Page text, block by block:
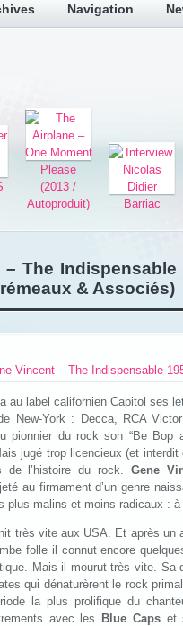
Navigation
The Indispensable
& Associés)
au label californien Capitol ses
New-York : Decca, RCA
pionnier du rock son “Be Bop
jugé trop licencieux (et
de l’histoire du rock. Gene
au firmament d’un genre
plus malins et moins radicaux : à
très vite aux USA. Et après un
folle il connut encore
Mais il mourut très vite. Sa
qui dénaturèrent le rock
la plus prolifique du
avec les Blue Capset